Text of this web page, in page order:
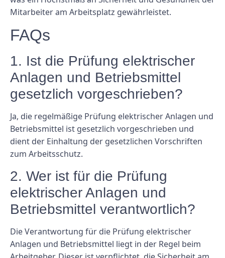
Mitarbeiter am Arbeitsplatz gewährleistet.
FAQs
1. Ist die Prüfung elektrischer
Anlagen und Betriebsmittel
gesetzlich vorgeschrieben?
Ja, die regelmäßige Prüfung elektrischer Anlagen und
Betriebsmittel ist gesetzlich vorgeschrieben und
dient der Einhaltung der gesetzlichen Vorschriften
zum Arbeitsschutz.
2. Wer ist für die Prüfung
elektrischer Anlagen und
Betriebsmittel verantwortlich?
Die Verantwortung für die Prüfung elektrischer
Anlagen und Betriebsmittel liegt in der Regel beim